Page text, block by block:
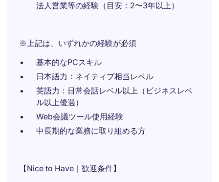
法人営業等の経験（目安：2〜3年以上）
※上記は、いずれかの経験が必須
基本的なPCスキル
日本語力：ネイティブ相当レベル
英語力：日常会話レベル以上（ビジネスレベ
ル以上優遇）
Web会議ツール使用経験
中長期的な業務に取り組める方
【Nice to Have｜歓迎条件】